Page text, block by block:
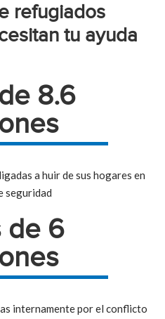
refugiados
tu ayuda
8.6
a huir de sus hogares en
seguridad
de 6
internamente por el conflicto